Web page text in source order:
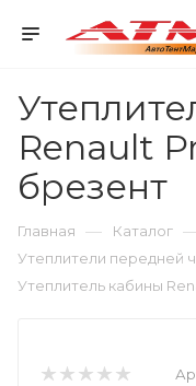
Renault
брезент
Главная — Каталог
Утеплители передней
Утеплитель кабины